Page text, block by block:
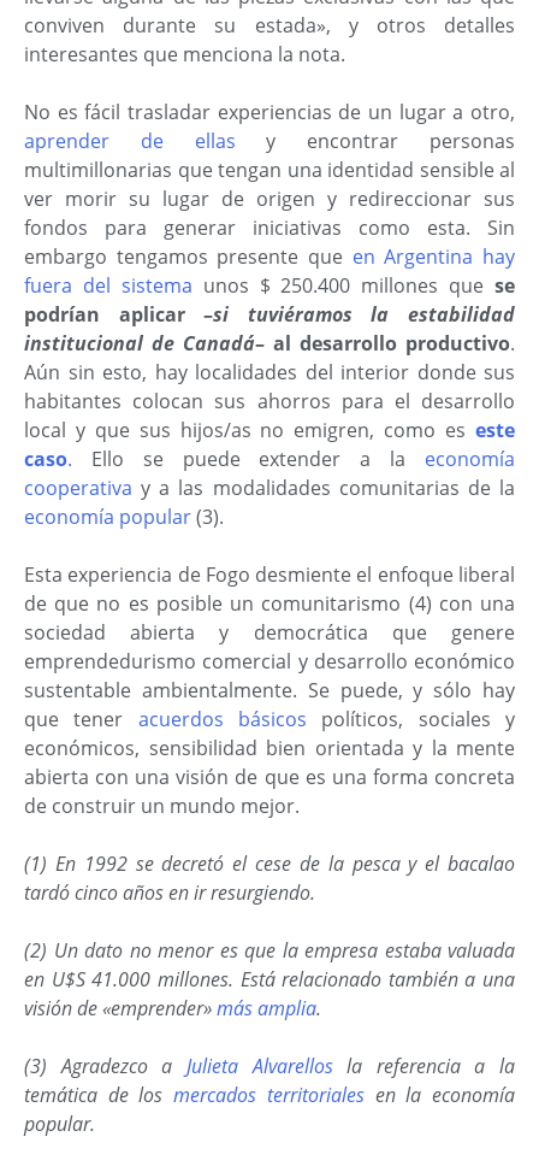
conviven durante su estada», y otros detalles
interesantes que menciona la nota.
No es fácil trasladar experiencias de un lugar a otro,
aprender de ellas y encontrar personas
multimillonarias que tengan una identidad sensible al
ver morir su lugar de origen y redireccionar sus
fondos para generar iniciativas como esta. Sin
embargo tengamos presente que en Argentina hay
fuera del sistema unos $ 250.400 millones que se
podrían aplicar –si tuviéramos la estabilidad
institucional de Canadá– al desarrollo productivo.
Aún sin esto, hay localidades del interior donde sus
habitantes colocan sus ahorros para el desarrollo
local y que sus hijos/as no emigren, como es este
caso. Ello se puede extender a la economía
cooperativa y a las modalidades comunitarias de la
economía popular(3).
Esta experiencia de Fogo desmiente el enfoque liberal
de que no es posible un comunitarismo (4) con una
sociedad abierta y democrática que genere
emprendedurismo comercial y desarrollo económico
sustentable ambientalmente. Se puede, y sólo hay
que tener acuerdos básicos políticos, sociales y
económicos, sensibilidad bien orientada y la mente
abierta con una visión de que es una forma concreta
de construir un mundo mejor.
(1) En 1992 se decretó el cese de la pesca y el bacalao
tardó cinco años en ir resurgiendo.
(2) Un dato no menor es que la empresa estaba valuada
en U$S 41.000 millones. Está relacionado también a una
visión de «emprender»más amplia.
(3) Agradezco a Julieta Alvarellosla referencia a la
temática de losmercados territorialesen la economía
popular.